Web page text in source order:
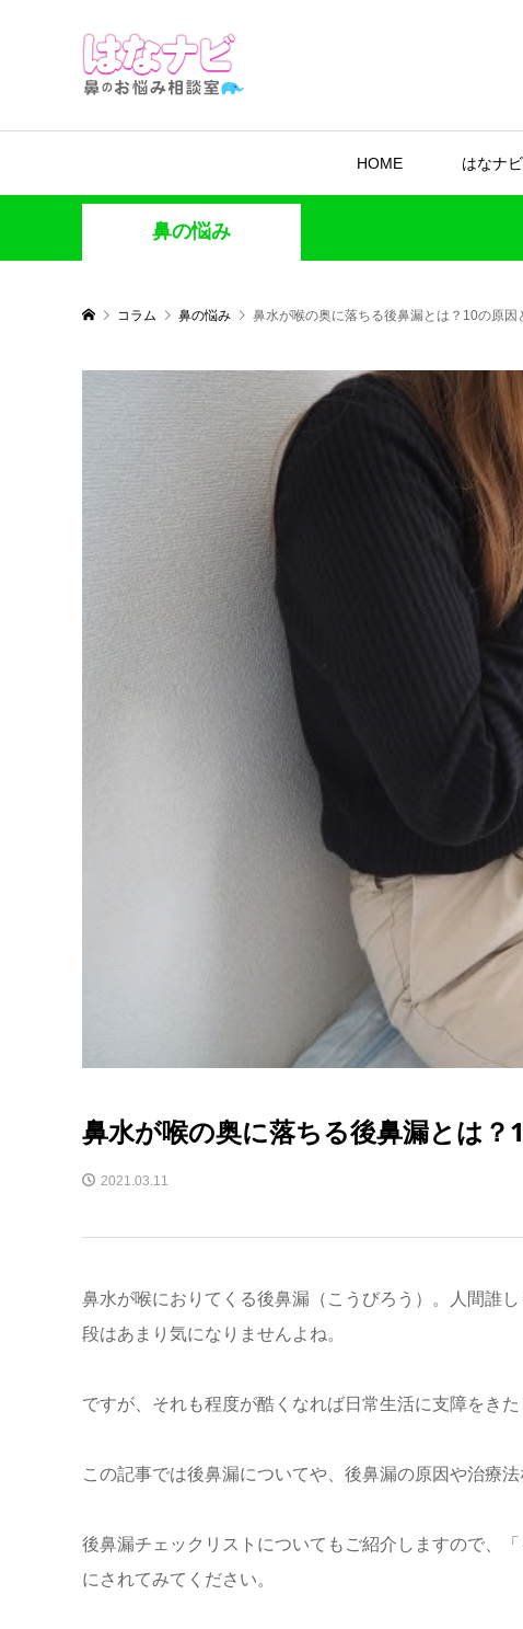
HOME はなナ
鼻の悩み
コラム 鼻の悩み 鼻水が喉の奥に落ちる後鼻漏とは？10の原因
鼻水が喉の奥に落ちる後鼻漏とは
2021.03.11
鼻水が喉におりてくる後鼻漏（こうびろう）。人間誰
段はあまり気になりませんよね。
ですが、それも程度が酷くなれば日常生活に支障をきた
この記事では後鼻漏についてや、後鼻漏の原因や治療
後鼻漏チェックリストについてもご紹介しますので、
にされてみてください。